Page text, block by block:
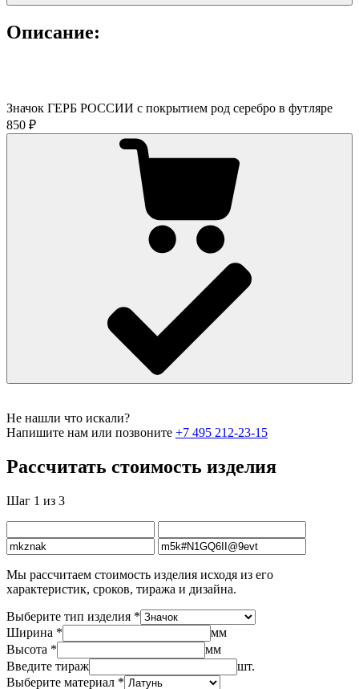
Описание:
Значок ГЕРБ РОССИИ с покрытием род серебро в футляре
850 ₽
Не нашли что искали?
Напишите нам или позвоните +7 495 212-23-15
Рассчитать стоимость изделия
Шаг 1 из 3
Мы рассчитаем стоимость изделия исходя из его
характеристик, сроков, тиража и дизайна.
Выберите тип изделия *
Ширина *
мм
Высота *
мм
Введите тираж
шт.
Выберите материал *